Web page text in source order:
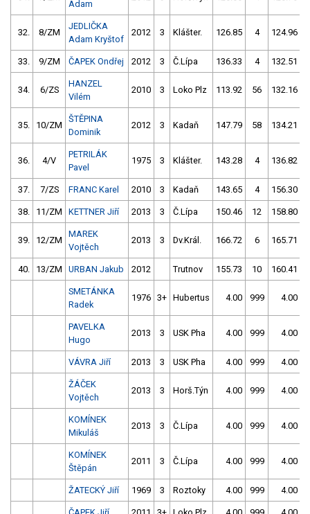
Adam
32. 8/ZM
JEDLIČKA
Adam Kryštof
2012 3 Klášter. 126.85 4 124.96
33. 9/ZM ČAPEK Ondřej 2012 3 Č.Lípa 136.33 4 132.51
34. 6/ZS
HANZEL
Vilém
2010 3 Loko Plz 113.92 56 132.16
35. 10/ZM
ŠTĚPINA
Dominik
2012 3 Kadaň 147.79 58 134.21
36. 4/V
PETRILÁK
Pavel
1975 3 Klášter. 143.28 4 136.82
37. 7/ZS FRANC Karel 2010 3 Kadaň 143.65 4 156.30
38. 11/ZM KETTNER Jiří 2013 3 Č.Lípa 150.46 12 158.80
39. 12/ZM
MAREK
Vojtěch
2013 3 Dv.Král. 166.72 6 165.71
40. 13/ZM URBAN Jakub 2012 Trutnov 155.73 10 160.41
SMETÁNKA
Radek
1976 3+ Hubertus 4.00 999 4.00
PAVELKA
Hugo
2013 3 USK Pha 4.00 999 4.00
VÁVRA Jiří 2013 3 USK Pha 4.00 999 4.00
ŽÁČEK
Vojtěch
2013 3 Horš.Týn 4.00 999 4.00
KOMÍNEK
Mikuláš
2013 3 Č.Lípa 4.00 999 4.00
KOMÍNEK
Štěpán
2011 3 Č.Lípa 4.00 999 4.00
ŽATECKÝ Jiří 1969 3 Roztoky 4.00 999 4.00